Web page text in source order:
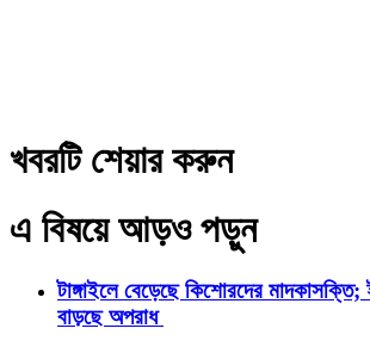
খবরটি শেয়ার করুন
এ বিষয়ে আড়ও পড়ুন
টাঙ্গাইলে বেড়েছে কিশোরদের মাদকাসক্তি;
বাড়ছে অপরাধ